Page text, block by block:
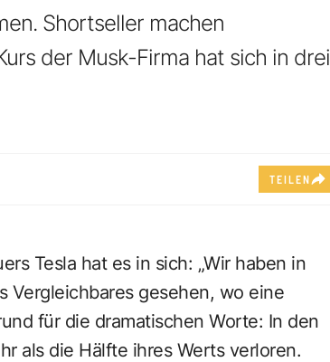
Shortseller machen
der Musk-Firma hat sich in drei
TEILEN
Tesla hat es in sich: „Wir haben in
Vergleichbares gesehen, wo eine
für die dramatischen Worte: In den
als die Hälfte ihres Werts verloren.